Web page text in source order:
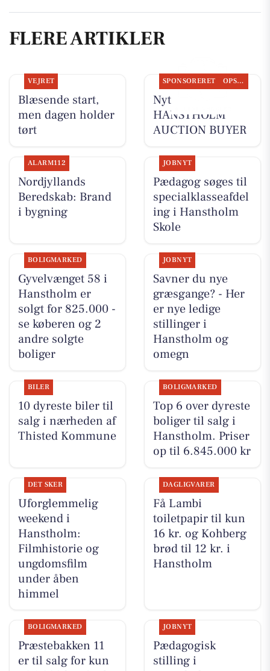
FLERE ARTIKLER
VEJRET
Blæsende start,
men dagen holder
tørt
SPONSORERET OPSLAGSTAVLEN
Nyt fra
HANSTHOLM
AUCTION BUYER
ALARM112
Nordjyllands
Beredskab: Brand
i bygning
JOBNYT
Pædagog søges til
specialklasseafdel
ing i Hanstholm
Skole
BOLIGMARKED
Gyvelvænget 58 i
Hanstholm er
solgt for 825.000 -
se køberen og 2
andre solgte
boliger
JOBNYT
Savner du nye
græsgange? - Her
er nye ledige
stillinger i
Hanstholm og
omegn
BILER
10 dyreste biler til
salg i nærheden af
Thisted Kommune
BOLIGMARKED
Top 6 over dyreste
boliger til salg i
Hanstholm. Priser
op til 6.845.000 kr
DET SKER
Uforglemmelig
weekend i
Hanstholm:
Filmhistorie og
ungdomsfilm
under åben
himmel
DAGLIGVARER
Få Lambi
toiletpapir til kun
16 kr. og Kohberg
brød til 12 kr. i
Hanstholm
BOLIGMARKED
Præstebakken 11
er til salg for kun
JOBNYT
Pædagogisk
stilling i